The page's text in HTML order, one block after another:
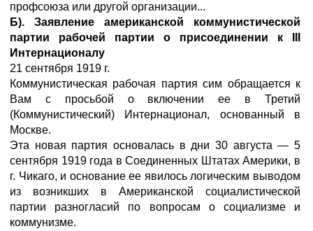
профсоюза или другой организации...
Б). Заявление американской коммунистической
партии рабочей партии о присоединении к III
Интернационалу
21 сентября 1919 г.
Коммунистическая рабочая партия сим обращается к
Вам с просьбой о включении ее в Третий
(Коммунистический) Интернационал, основанный в
Москве.
Эта новая партия основалась в дни 30 августа — 5
сентября 1919 года в Соединенных Штатах Америки, в
г. Чикаго, и основание ее явилось логическим выводом
из возникших в Американской социалистической
партии разногласий по вопросам о социализме и
коммунизме.